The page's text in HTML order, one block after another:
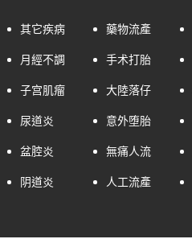
其它疾病
月經不調
子宫肌瘤
尿道炎
盆腔炎
阴道炎
藥物流產
手术打胎
大陸落仔
意外堕胎
無痛人流
人工流產